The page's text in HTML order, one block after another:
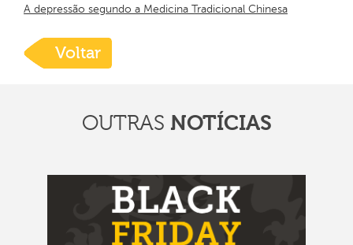
A depressão segundo a Medicina Tradicional Chinesa
Voltar
OUTRAS NOTÍCIAS